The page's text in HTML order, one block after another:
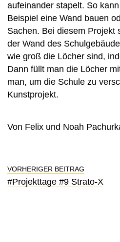
aufeinander stapelt. So
Beispiel eine Wand bauen
Sachen. Bei diesem Projekt
der Wand des
wie groß die Löcher sind,
Dann füllt man die Löcher
man, um die Schule zu
Kunstprojekt.
Von Felix und Noah
VORHERIGER BEITRAG
#Projekttage #9 Strato-X